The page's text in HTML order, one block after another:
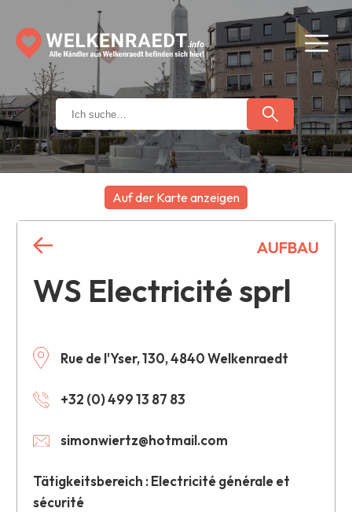
Auf der Karte anzeigen
WS Electricité sprl
Rue de l'Yser, 130, 4840 Welkenraedt
+32 (0) 499 13 87 83
simonwiertz@hotmail.com
Tätigkeitsbereich : Electricité générale et
sécurité
AUFBAU
+
−